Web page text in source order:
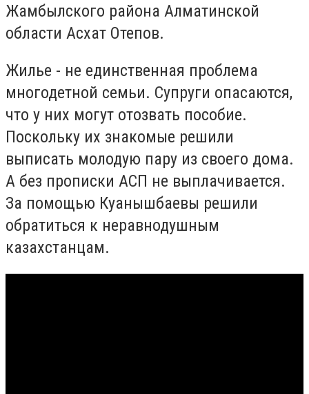
Жамбылского района Алматинской
области Асхат Отепов.
Жилье - не единственная проблема
многодетной семьи. Супруги опасаются,
что у них могут отозвать пособие.
Поскольку их знакомые решили
выписать молодую пару из своего дома.
А без прописки АСП не выплачивается.
За помощью Куанышбаевы решили
обратиться к неравнодушным
казахстанцам.